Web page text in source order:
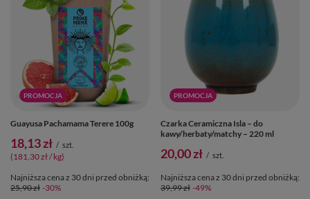
PROMOCJA
Guayusa Pachamama Terere 100g
18,13 zł / szt.
(181,30 zł / kg)
Najniższa cena z 30 dni przed obniżką:
25,90 zł -30%
PROMOCJA
Czarka Ceramiczna Isla – do
kawy/herbaty/matchy – 220 ml
20,00 zł / szt.
Najniższa cena z 30 dni przed obniżką:
39,99 zł -49%